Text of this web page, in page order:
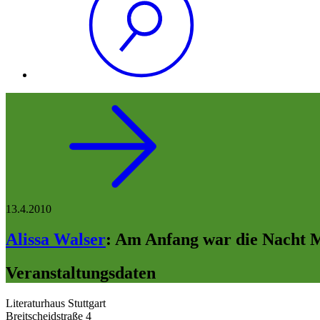
13.4.2010
Alissa Walser: Am Anfang war die Nacht
Veranstaltungsdaten
Literaturhaus Stuttgart
Breitscheidstraße 4